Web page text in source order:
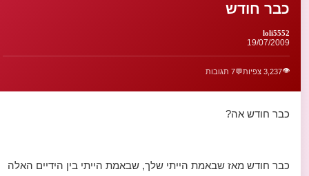
כבר חודש
loli5552
19/07/2009
👁️3,237 צפיות 💬7 תגובות
כבר חודש אה?
כבר חודש מאז שבאמת הייתי שלך, שבאמת הייתי בין הידיים האלה